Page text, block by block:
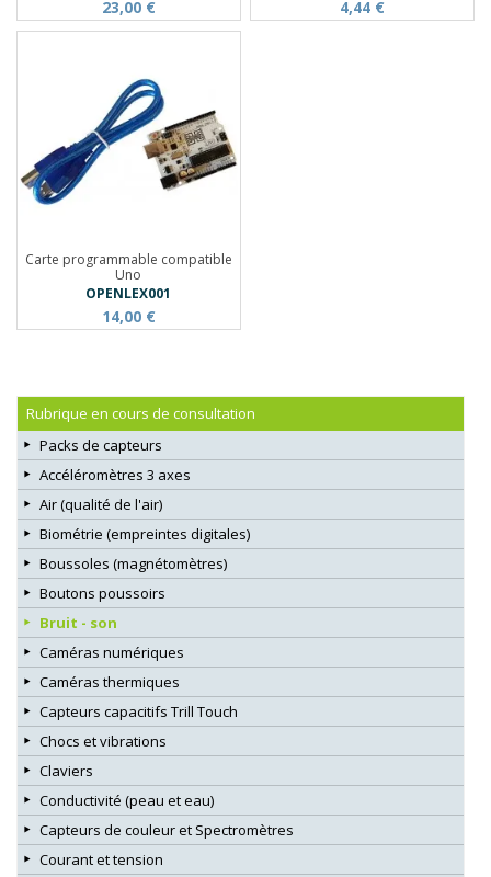
23,00 € 4,44 €
Carte programmable compatible
Uno
OPENLEX001
14,00 €
Rubrique en cours de consultation
Packs de capteurs
Accéléromètres 3 axes
Air (qualité de l'air)
Biométrie (empreintes digitales)
Boussoles (magnétomètres)
Boutons poussoirs
Bruit - son
Caméras numériques
Caméras thermiques
Capteurs capacitifs Trill Touch
Chocs et vibrations
Claviers
Conductivité (peau et eau)
Capteurs de couleur et Spectromètres
Courant et tension